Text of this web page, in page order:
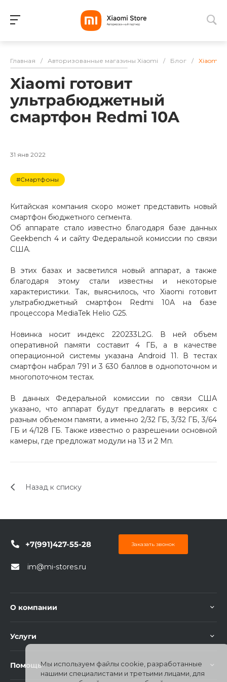
Разбейте
оплатуна части
без переплат
График платежей
Сегодня
Добавляйте товары
Оплачивайте сегодня только
25% картой любого банка
Получайте товар
выбранный способом
Оставшиеся 75
по25 %каждые 2 недели
25
раз в 2
Главная / Авторизованные магазины Xiaomi / Блог / Xiaomi
Xiaomi готовит
ультрабюджетный
смартфон Redmi 10A
31 янв 2022
#Смартфоны
Китайская компания скоро может представить новый
смартфон бюджетного сегмента.
Об аппарате стало известно благодаря базе данных
Geekbench 4 и сайту Федеральной комиссии по связи
США.
В этих базах и засветился новый аппарат, а также
благодаря этому стали известны и некоторые
характеристики. Так, выяснилось, что Xiaomi готовит
ультрабюджетный смартфон Redmi 10A на базе
процессора MediaTek Helio G25.
Новинка носит индекс 220233L2G. В ней объем
оперативной памяти составит 4 ГБ, а в качестве
операционной системы указана Android 11. В тестах
смартфон набрал 791 и 3 630 баллов в однопоточном и
многопоточном тестах.
В данных Федеральной комиссии по связи США
указано, что аппарат будут предлагать в версиях с
разным объемом памяти, а именно 2/32 ГБ, 3/32 ГБ, 3/64
ГБ и 4/128 ГБ. Также известно о разрешении основной
камеры, где предложат модули на 13 и 2 Мп.
Назад к списку
+7(991)427-55-28 Заказать звонок
im@mi-stores.ru
О компании
Услуги
ПомощьМы используем файлы cookie, разработанные
нашими специалистами и третьими лицами, для